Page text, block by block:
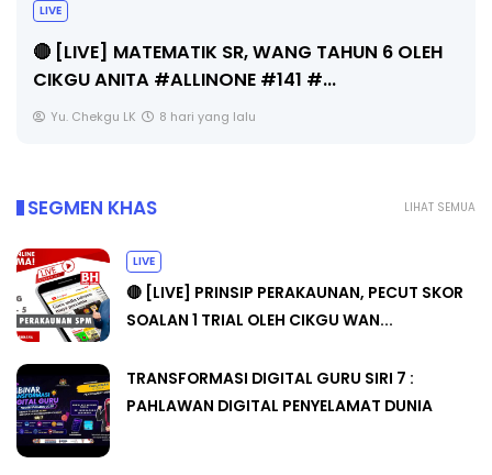
LIVE
🔴 [LIVE] MATEMATIK SR, WANG TAHUN 6 OLEH
CIKGU ANITA #ALLINONE #141 #...
Yu. Chekgu LK 8 hari yang lalu
LIHAT SEMUA
SEGMEN KHAS
LIVE
🔴 [LIVE] PRINSIP PERAKAUNAN, PECUT SKOR
SOALAN 1 TRIAL OLEH CIKGU WAN...
TRANSFORMASI DIGITAL GURU SIRI 7 :
PAHLAWAN DIGITAL PENYELAMAT DUNIA